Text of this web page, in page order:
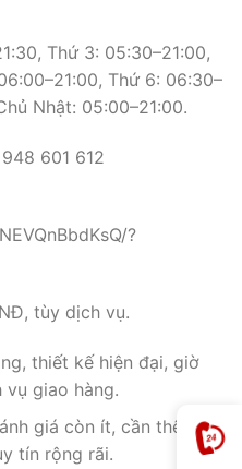
Thứ 3: 05:30–21:00,
Thứ 6: 06:30–
Nhật: 05:00–21:00.
601 612
?
tùy dịch vụ.
thiết kế hiện đại, giờ
giao hàng.
giá còn ít, cần thêm
tín rộng rãi.